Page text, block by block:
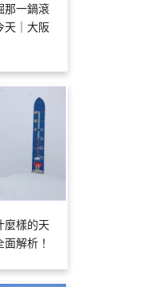
那一鍋滾
天｜大阪
麼樣的天
解析！